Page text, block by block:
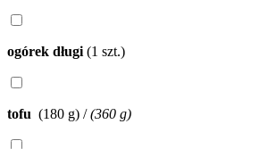
ogórek długi (1 szt.)
tofu (180 g) /(360 g)